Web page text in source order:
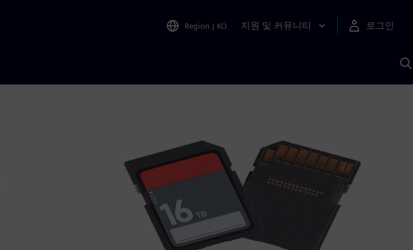
Region | KO 지원 및 커뮤니티 로그인